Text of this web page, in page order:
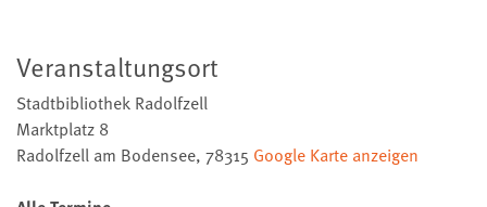
Veranstaltungsort
Stadtbibliothek Radolfzell
Marktplatz 8
Radolfzell am Bodensee, 78315 Google Karte anzeigen